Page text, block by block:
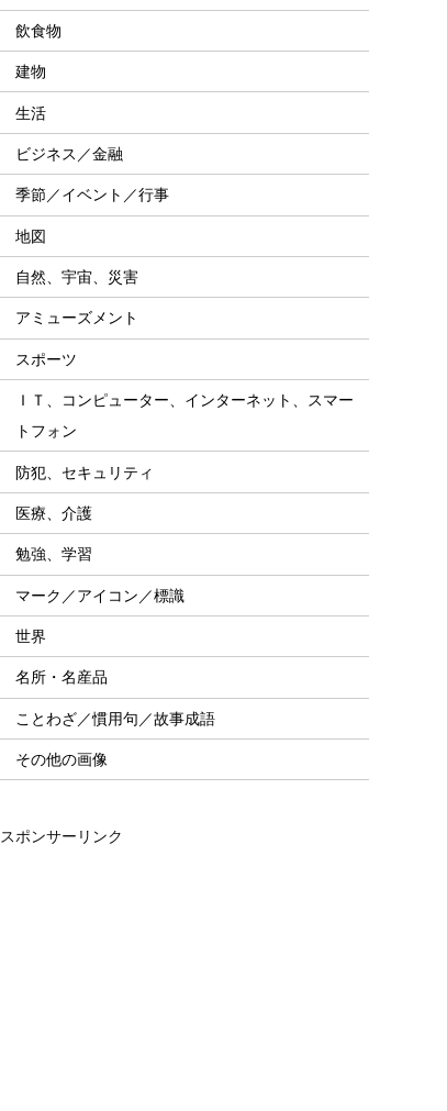
飲食物
建物
生活
ビジネス／金融
季節／イベント／行事
地図
自然、宇宙、災害
アミューズメント
スポーツ
ＩＴ、コンピューター、インターネット、スマー
トフォン
防犯、セキュリティ
医療、介護
勉強、学習
マーク／アイコン／標識
世界
名所・名産品
ことわざ／慣用句／故事成語
その他の画像
スポンサーリンク